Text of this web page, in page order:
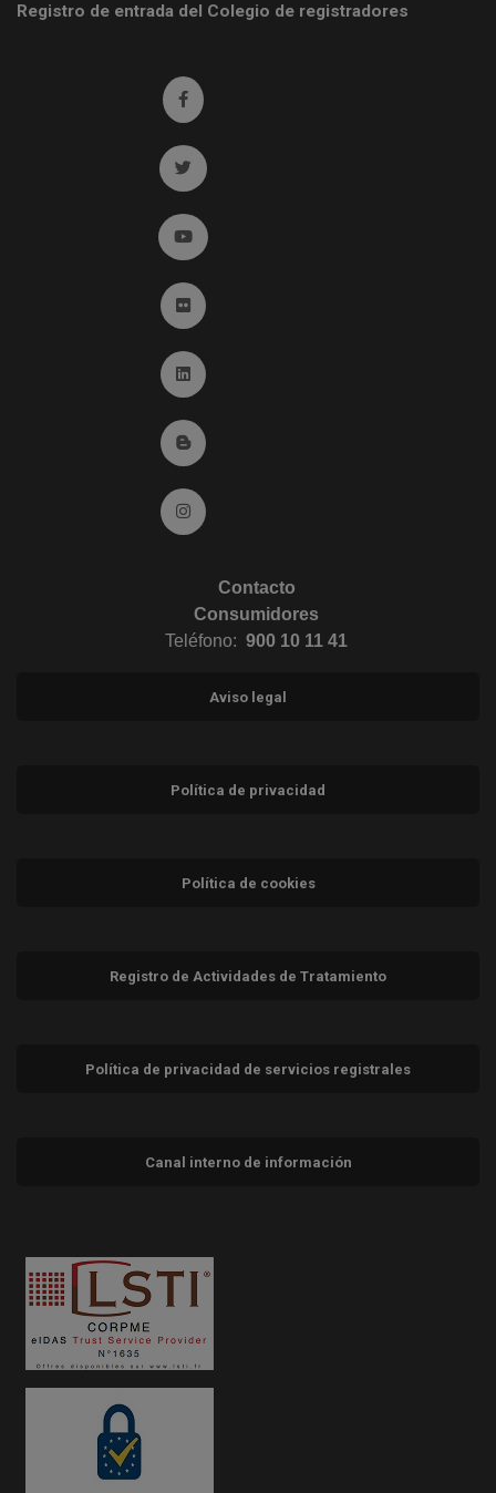
Registro de entrada del Colegio de registradores
Ir a facebook (abre en ventana nueva)
Ir a twitter (abre en ventana nueva)
Ir a YouTube (abre en ventana nueva)
Ir a Flickr (abre en ventana nueva)
Ir a Linkedin (abre en ventana nueva)
Ir al Blog (abre en ventana nueva)
Ir a Instagram (abre en ventana nueva)
Contacto
Consumidores
Teléfono: 900 10 11 41
Aviso legal
Política de privacidad
Política de cookies
Registro de Actividades de Tratamiento
Política de privacidad de servicios registrales
Canal interno de información